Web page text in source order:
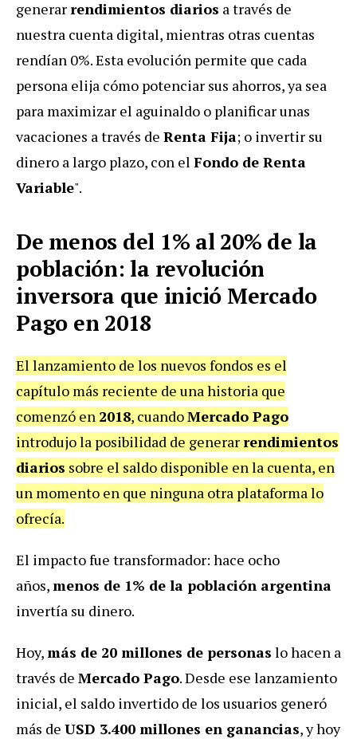
generarrendimientos diarios a través de
nuestra cuenta digital, mientras otras cuentas
rendían 0%. Esta evolución permite que cada
persona elija cómo potenciar sus ahorros, ya sea
para maximizar el aguinaldo o planificar unas
vacaciones a través de Renta Fija; o invertir su
dinero a largo plazo, con el Fondo de Renta
Variable".
De menos del 1% al 20% de la
población: la revolución
inversora que inició Mercado
Pago en 2018
El lanzamiento de los nuevos fondos es el
capítulo más reciente de una historia que
comenzó en 2018, cuandoMercado Pago
introdujo la posibilidad de generarrendimientos
diarios sobre el saldo disponible en la cuenta, en
un momento en que ninguna otra plataforma lo
ofrecía.
El impacto fue transformador: hace ocho
años,menos de 1% de la población argentina
invertía su dinero.
Hoy,más de 20 millones de personas lo hacen a
través de Mercado Pago. Desde ese lanzamiento
inicial, el saldo invertido de los usuarios generó
más de USD 3.400 millones en ganancias, y hoy